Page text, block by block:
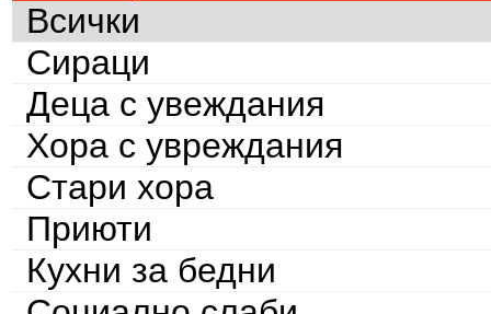
Всички
Сираци
Деца с увеждания
Хора с увреждания
Стари хора
Приюти
Кухни за бедни